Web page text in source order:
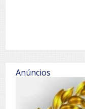
Anúncios